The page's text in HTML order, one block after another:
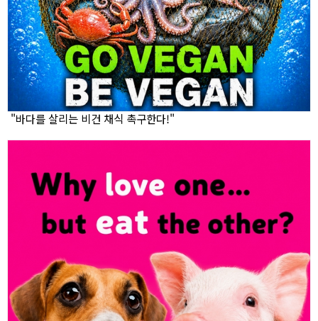
"바다를 살리는 비건 채식 촉구한다!"